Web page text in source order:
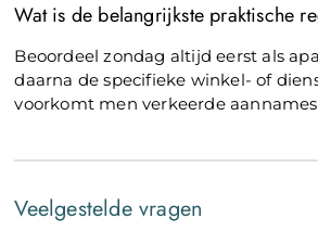
Wat is de belangrijkste praktische
Beoordeel zondag altijd eerst als
daarna de specifieke winkel- of
voorkomt men verkeerde
Veelgestelde vragen